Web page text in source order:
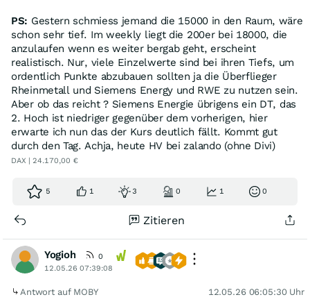
PS: Gestern schmiess jemand die 15000 in den Raum, wäre
schon sehr tief. Im weekly liegt die 200er bei 18000, die
anzulaufen wenn es weiter bergab geht, erscheint
realistisch. Nur, viele Einzelwerte sind bei ihren Tiefs, um
ordentlich Punkte abzubauen sollten ja die Überflieger
Rheinmetall und Siemens Energy und RWE zu nutzen sein.
Aber ob das reicht ? Siemens Energie übrigens ein DT, das
2. Hoch ist niedriger gegenüber dem vorherigen, hier
erwarte ich nun das der Kurs deutlich fällt. Kommt gut
durch den Tag. Achja, heute HV bei zalando (ohne Divi)
DAX | 24.170,00 €
5 1 3 0 1 0
Zitieren
Yogioh
0
12.05.26 07:39:08
Antwort auf MOBY 12.05.26 06:05:30 Uhr